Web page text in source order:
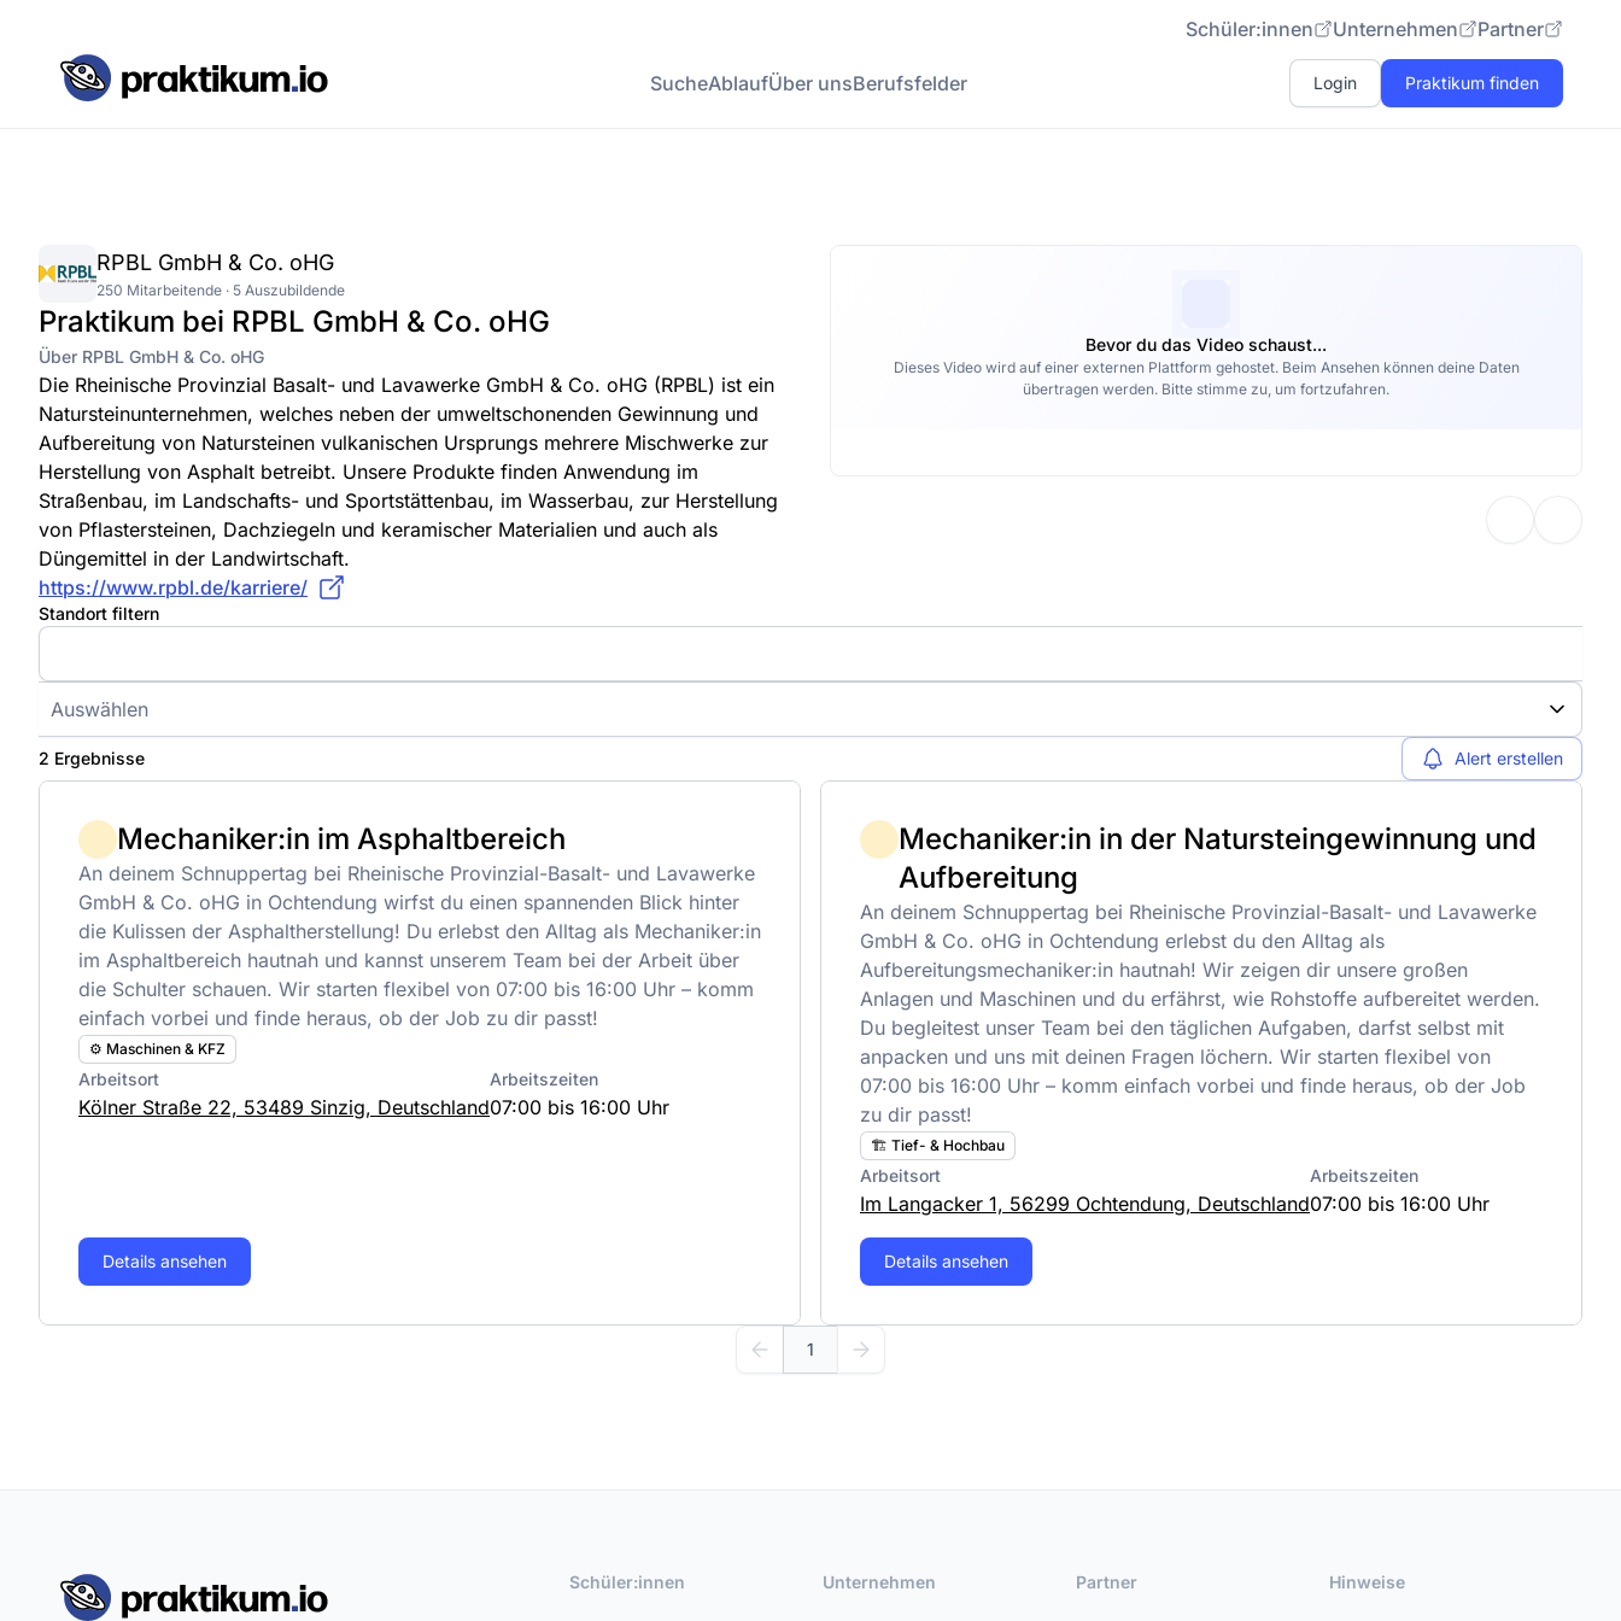
Schüler:innen Unternehmen Partner
SucheAblaufÜber unsBerufsfelder Login Praktikum finden
RPBL GmbH & Co. oHG
250 Mitarbeitende · 5 Auszubildende
Praktikum bei RPBL GmbH & Co. oHG
Über RPBL GmbH & Co. oHG
Die Rheinische Provinzial Basalt- und Lavawerke GmbH & Co. oHG (RPBL) ist ein
Natursteinunternehmen, welches neben der umweltschonenden Gewinnung und
Aufbereitung von Natursteinen vulkanischen Ursprungs mehrere Mischwerke zur
Herstellung von Asphalt betreibt. Unsere Produkte finden Anwendung im
Straßenbau, im Landschafts- und Sportstättenbau, im Wasserbau, zur Herstellung
von Pflastersteinen, Dachziegeln und keramischer Materialien und auch als
Düngemittel in der Landwirtschaft.
https://www.rpbl.de/karriere/
Bevor du das Video schaust...
Dieses Video wird auf einer externen Plattform gehostet. Beim Ansehen können deine Daten
übertragen werden. Bitte stimme zu, um fortzufahren.
Standort filtern
Auswählen
2 Ergebnisse Alert erstellen
Mechaniker:in im Asphaltbereich
An deinem Schnuppertag bei Rheinische Provinzial-Basalt- und Lavawerke
GmbH & Co. oHG in Ochtendung wirfst du einen spannenden Blick hinter
die Kulissen der Asphaltherstellung! Du erlebst den Alltag als Mechaniker:in
im Asphaltbereich hautnah und kannst unserem Team bei der Arbeit über
die Schulter schauen. Wir starten flexibel von 07:00 bis 16:00 Uhr – komm
einfach vorbei und finde heraus, ob der Job zu dir passt!
⚙️ Maschinen & KFZ
Arbeitsort
Kölner Straße 22, 53489 Sinzig, Deutschland
Arbeitszeiten
07:00 bis 16:00 Uhr
Details ansehen
Mechaniker:in in der Natursteingewinnung und
Aufbereitung
An deinem Schnuppertag bei Rheinische Provinzial-Basalt- und Lavawerke
GmbH & Co. oHG in Ochtendung erlebst du den Alltag als
Aufbereitungsmechaniker:in hautnah! Wir zeigen dir unsere großen
Anlagen und Maschinen und du erfährst, wie Rohstoffe aufbereitet werden.
Du begleitest unser Team bei den täglichen Aufgaben, darfst selbst mit
anpacken und uns mit deinen Fragen löchern. Wir starten flexibel von
07:00 bis 16:00 Uhr – komm einfach vorbei und finde heraus, ob der Job
zu dir passt!
🏗️ Tief- & Hochbau
Arbeitsort
Im Langacker 1, 56299 Ochtendung, Deutschland
Arbeitszeiten
07:00 bis 16:00 Uhr
Details ansehen
1
Schüler:innen Unternehmen Partner Hinweise